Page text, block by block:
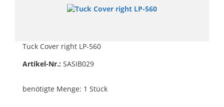
Tuck Cover right LP-560
Artikel-Nr.: SASIB029
benötigte Menge: 1 Stück